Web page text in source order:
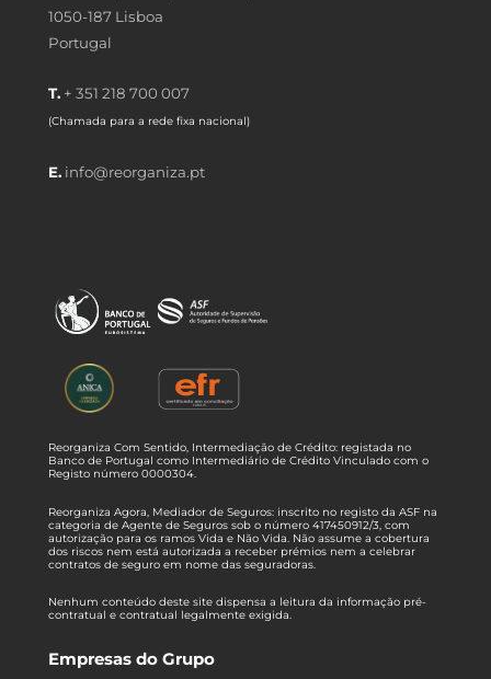
1050-187 Lisboa
Portugal
T. + 351 218 700 007
(Chamada para a rede fixa nacional)
E. info@reorganiza.pt
Reorganiza Com Sentido, Intermediação de Crédito: registada no
Banco de Portugal como Intermediário de Crédito Vinculado com o
Registo número 0000304.
Reorganiza Agora, Mediador de Seguros: inscrito no registo da ASF na
categoria de Agente de Seguros sob o número 417450912/3, com
autorização para os ramos Vida e Não Vida. Não assume a cobertura
dos riscos nem está autorizada a receber prémios nem a celebrar
contratos de seguro em nome das seguradoras.
Nenhum conteúdo deste site dispensa a leitura da informação pré-
contratual e contratual legalmente exigida.
Empresas do Grupo